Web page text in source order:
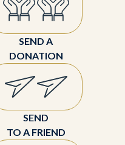
SEND A
DONATION
SEND
TO A FRIEND